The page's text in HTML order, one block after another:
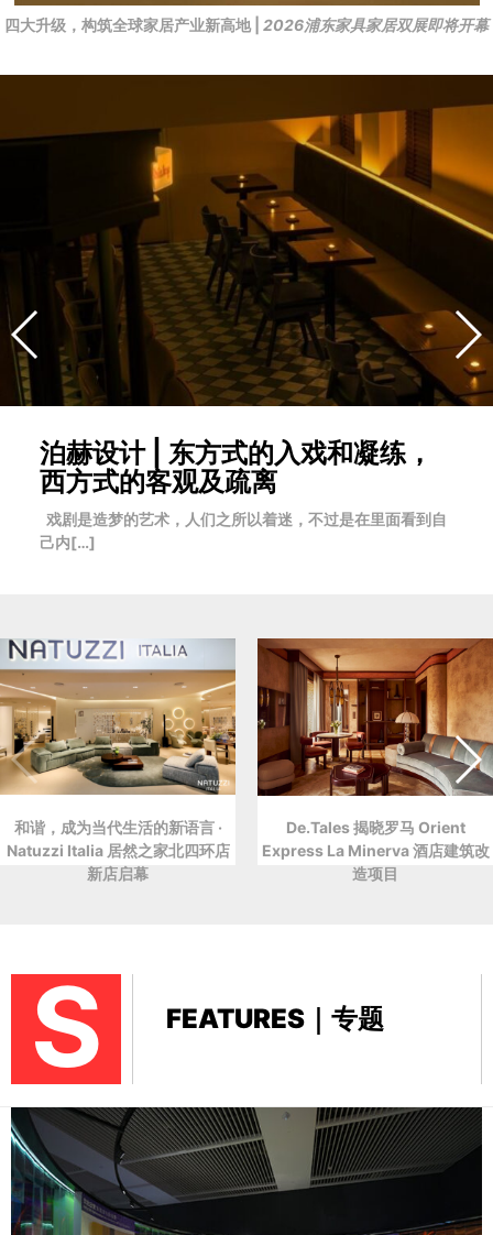
四大升级，构筑全球家居产业新高地 | 2026浦东家具家居双展即将开幕
泊赫设计 | 东方式的入戏和凝练，
西方式的客观及疏离
戏剧是造梦的艺术，人们之所以着迷，不过是在里面看到自
己内[…]
和谐，成为当代生活的新语言 ·
Natuzzi Italia 居然之家北四环店
新店启幕
De.Tales 揭晓罗马 Orient
Express La Minerva 酒店建筑改
造项目
S FEATURES｜专题